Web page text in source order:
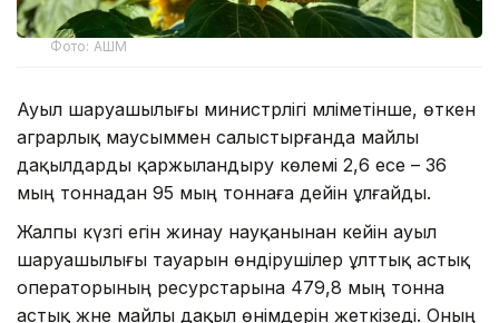
Фото: АШМ
Ауыл шаруашылығы министрлігі мәліметінше, өткен
аграрлық маусыммен салыстырғанда майлы
дақылдарды қаржыландыру көлемі 2,6 есе – 36
мың тоннадан 95 мың тоннаға дейін ұлғайды.
Жалпы күзгі егін жинау науқанынан кейін ауыл
шаруашылығы тауарын өндірушілер ұлттық астық
операторының ресурстарына 479,8 мың тонна
астық және майлы дақыл өнімдерін жеткізеді. Оның